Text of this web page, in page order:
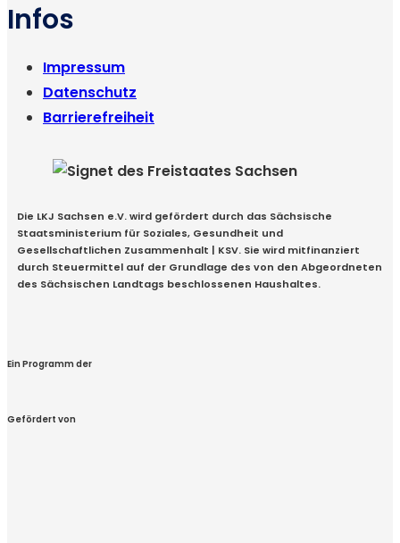
Infos
Impressum
Datenschutz
Barrierefreiheit
Die LKJ Sachsen e.V. wird gefördert durch das Sächsische
Staatsministerium für Soziales, Gesundheit und
Gesellschaftlichen Zusammenhalt | KSV. Sie wird mitfinanziert
durch Steuermittel auf der Grundlage des von den Abgeordneten
des Sächsischen Landtags beschlossenen Haushaltes.
Ein Programm der
Gefördert von